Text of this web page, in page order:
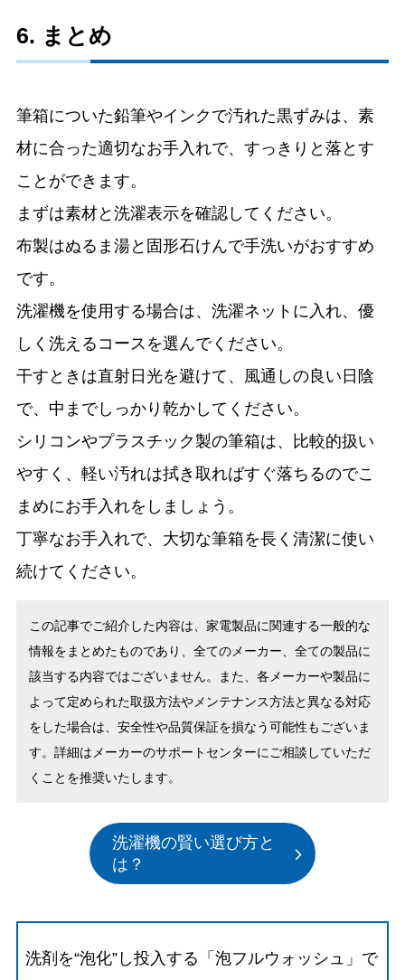
6. まとめ
筆箱についた鉛筆やインクで汚れた黒ずみは、素
材に合った適切なお手入れで、すっきりと落とす
ことができます。
まずは素材と洗濯表示を確認してください。
布製はぬるま湯と固形石けんで手洗いがおすすめ
です。
洗濯機を使用する場合は、洗濯ネットに入れ、優
しく洗えるコースを選んでください。
干すときは直射日光を避けて、風通しの良い日陰
で、中までしっかり乾かしてください。
シリコンやプラスチック製の筆箱は、比較的扱い
やすく、軽い汚れは拭き取ればすぐ落ちるのでこ
まめにお手入れをしましょう。
丁寧なお手入れで、大切な筆箱を長く清潔に使い
続けてください。
この記事でご紹介した内容は、家電製品に関連する一般的な
情報をまとめたものであり、全てのメーカー、全ての製品に
該当する内容ではございません。また、各メーカーや製品に
よって定められた取扱方法やメンテナンス方法と異なる対応
をした場合は、安全性や品質保証を損なう可能性もございま
す。詳細はメーカーのサポートセンターにご相談していただ
くことを推奨いたします。
洗濯機の賢い選び方と
は？
洗剤を“泡化”し投入する「泡フルウォッシュ」で